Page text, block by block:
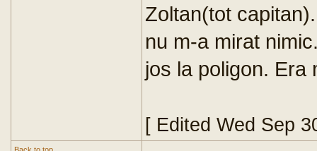
Zoltan(tot
nu m-a mirat
jos la poligon. Era
[ Edited Wed Sep